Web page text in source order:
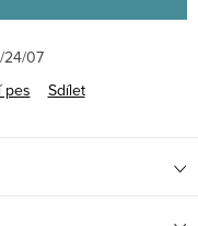
24/07
pes Sdílet